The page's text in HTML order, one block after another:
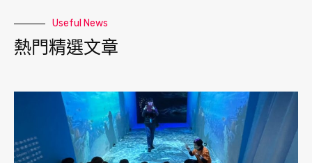
Useful News
熱門精選文章